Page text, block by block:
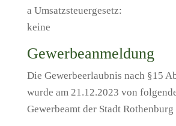
a Umsatzsteuergesetz:
keine
Gewerbeanmeldung
Die Gewerbeerlaubnis nach §15
wurde am 21.12.2023 von
Gewerbeamt der Stadt Rothenburg